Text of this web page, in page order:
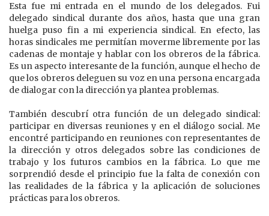
Esta fue mi entrada en el mundo de los delegados. Fui
delegado sindical durante dos años, hasta que una gran
huelga puso fin a mi experiencia sindical. En efecto, las
horas sindicales me permitían moverme libremente por las
cadenas de montaje y hablar con los obreros de la fábrica.
Es un aspecto interesante de la función, aunque el hecho de
que los obreros deleguen su voz en una persona encargada
de dialogar con la dirección ya plantea problemas.
También descubrí otra función de un delegado sindical:
participar en diversas reuniones y en el diálogo social. Me
encontré participando en reuniones con representantes de
la dirección y otros delegados sobre las condiciones de
trabajo y los futuros cambios en la fábrica. Lo que me
sorprendió desde el principio fue la falta de conexión con
las realidades de la fábrica y la aplicación de soluciones
prácticas para los obreros.